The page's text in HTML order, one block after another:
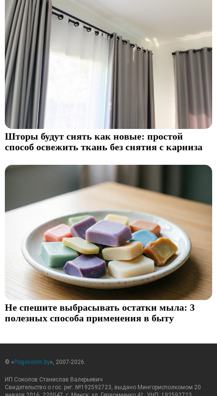
Шторы будут сиять как новые: простой
способ освежить ткань без снятия с карниза
Не спешите выбрасывать остатки мыла: 3
полезных способа применения в быту
© « Pogovorim.by», 2007-2026.
ИП Соколов Станислав Валерьевич
Свидетельство о гос. рег. №192592723, выдано Мингорисполкомом 20